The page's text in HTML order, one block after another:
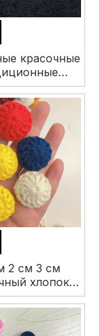
красочные
ткани
пуговицы в
с узлом
2 см 3 см
хлопок
крючком
для одежды